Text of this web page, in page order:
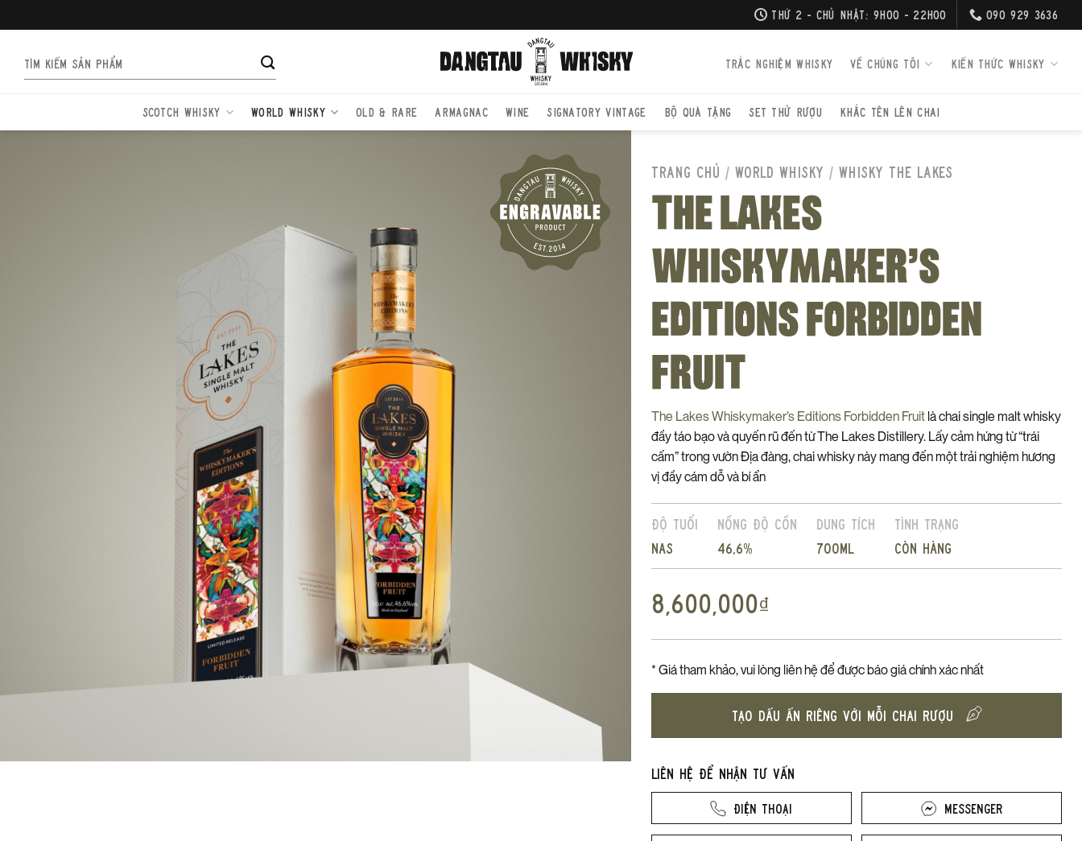
qua
THỨ 2 - CHỦ NHẬT: 9H00 - 22H00 090 929 3636
kiếm:
TRẮC NGHIỆM WHISKY VỀ CHÚNG TÔI KIẾN THỨC WHISKY
SCOTCH WHISKY WORLD WHISKY OLD & RARE ARMAGNAC WINE SIGNATORY VINTAGE BỘ QUÀ TẶNG SET THỬ RƯỢU KHẮC TÊN LÊN CHAI
TRANG CHỦ / WORLD WHISKY / WHISKY THE LAKES
THE LAKES
WHISKYMAKER’S
EDITIONS FORBIDDEN
FRUIT
The Lakes Whiskymaker’s Editions Forbidden Fruitlà chai single malt whisky
đầy táo bạo và quyến rũ đến từ The Lakes Distillery. Lấy cảm hứng từ “trái
cấm” trong vườn Địa đàng, chai whisky này mang đến một trải nghiệm hương
vị đầy cám dỗ và bí ẩn
Độ tuổi
NAS
Nồng độ cồn
46,6%
Dung tích
700ml
Tình trạng
Còn hàng
8,600,000₫
* Giá tham khảo, vui lòng liên hệ để được báo giá chính xác nhất
TẠO DẤU ẤN RIÊNG VỚI MỖI CHAI RƯỢU
Liên hệ để nhận tư vấn
Điện thoại Messenger